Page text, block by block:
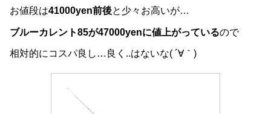
お値段は41000yen前後と少々お高いが…
ブルーカレント85が47000yenに値上がっているので
相対的にコスパ良し…良く..はないな( ´∀｀)